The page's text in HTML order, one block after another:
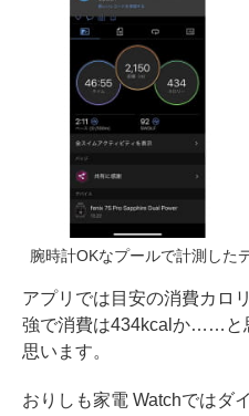
腕時計OKなプールで計測した
アプリでは目安の消費カロ
強で消費は434kcalか……と
思います。
おりしも家電 Watchではダ